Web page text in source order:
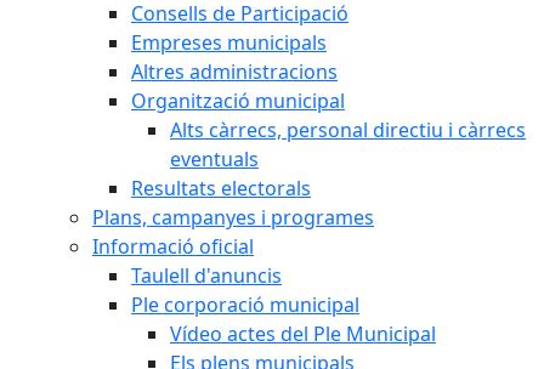
Consells de Participació
Empreses municipals
Altres administracions
Organització municipal
Alts càrrecs, personal directiu i càrrecs
eventuals
Resultats electorals
Plans, campanyes i programes
Informació oficial
Taulell d'anuncis
Ple corporació municipal
Vídeo actes del Ple Municipal
Els plens municipals